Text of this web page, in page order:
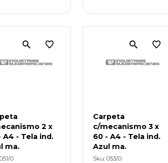
2 x
A4 - Tela ind.
ma.
0
Carpeta
c/mecanismo 3 x
60 - A4 - Tela ind.
Azul ma.
Sku: 053/0